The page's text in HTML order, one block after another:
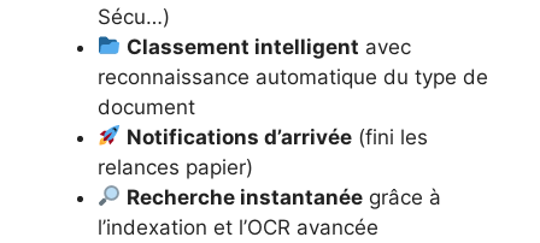
Sécu…)
Classement intelligent avec
reconnaissance automatique du type de
document
Notifications d’arrivée (fini les
relances papier)
Recherche instantanée grâce à
l’indexation et l’OCR avancée